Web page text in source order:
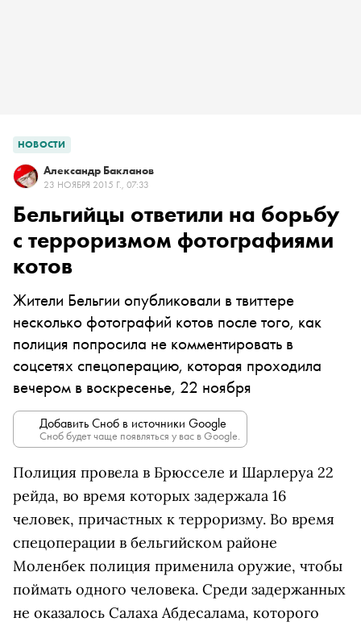
НОВОСТИ
Александр Бакланов
23 НОЯБРЯ 2015 Г., 07:33
Бельгийцы ответили на борьбу
с терроризмом фотографиями
котов
Жители Бельгии опубликовали в твиттере
несколько фотографий котов после того, как
полиция попросила не комментировать в
соцсетях спецоперацию, которая проходила
вечером в воскресенье, 22 ноября
Добавить Сноб в источники Google
Сноб будет чаще появляться у вас в Google.
Полиция провела в Брюсселе и Шарлеруа 22
рейда, во время которых задержала 16
человек, причастных к терроризму. Во время
спецоперации в бельгийском районе
Моленбек полиция применила оружие, чтобы
поймать одного человека. Среди задержанных
не оказалось Салаха Абдесалама, которого